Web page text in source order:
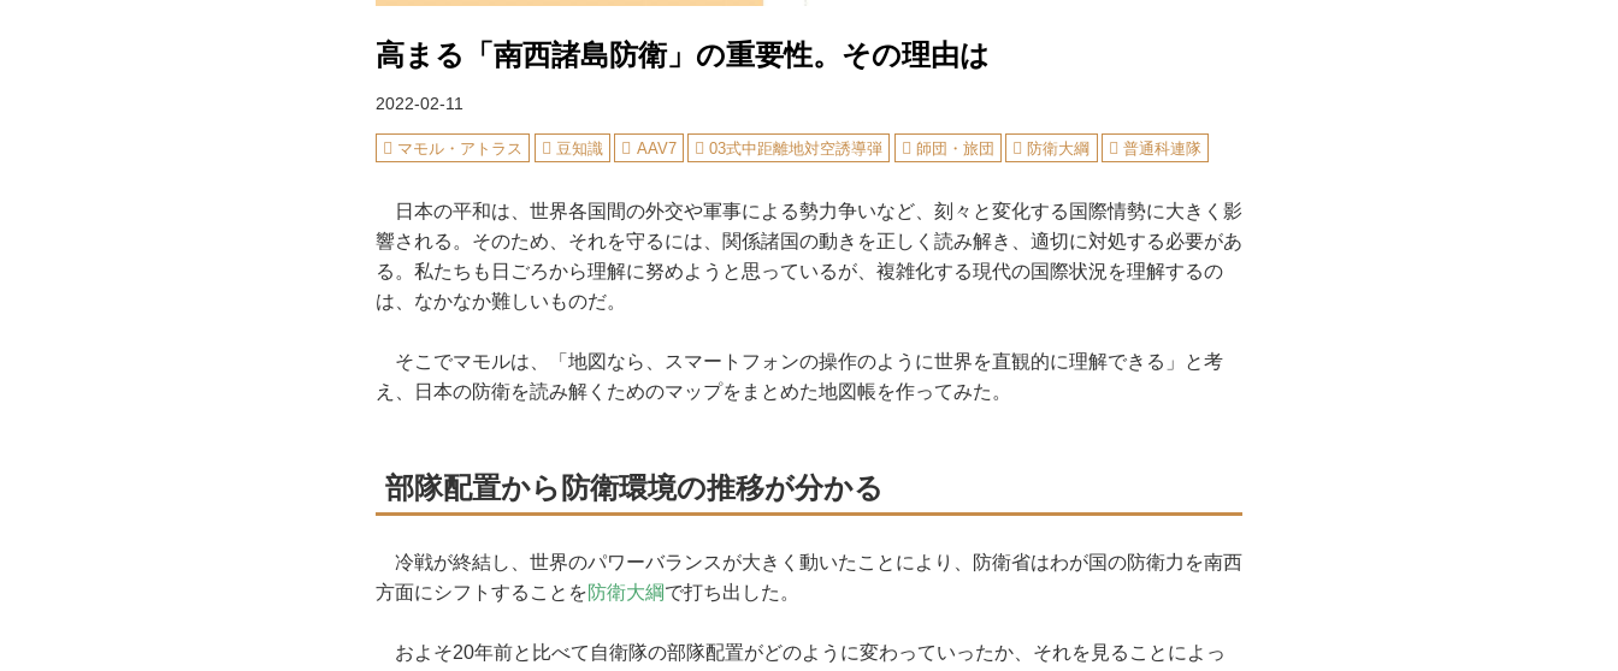
高まる「南西諸島防衛」の重要性。その理由は
2022-02-11
マモル・アトラス 豆知識 AAV7 03式中距離地対空誘導弾 師団・旅団 防衛大綱 普通科連隊
日本の平和は、世界各国間の外交や軍事による勢力争いなど、刻々と変化する国際情勢に大きく影
響される。そのため、それを守るには、関係諸国の動きを正しく読み解き、適切に対処する必要があ
る。私たちも日ごろから理解に努めようと思っているが、複雑化する現代の国際状況を理解するの
は、なかなか難しいものだ。
そこでマモルは、「地図なら、スマートフォンの操作のように世界を直観的に理解できる」と考
え、日本の防衛を読み解くためのマップをまとめた地図帳を作ってみた。
部隊配置から防衛環境の推移が分かる
冷戦が終結し、世界のパワーバランスが大きく動いたことにより、防衛省はわが国の防衛力を南西
方面にシフトすることを防衛大綱で打ち出した。
およそ20年前と比べて自衛隊の部隊配置がどのように変わっていったか、それを見ることによっ